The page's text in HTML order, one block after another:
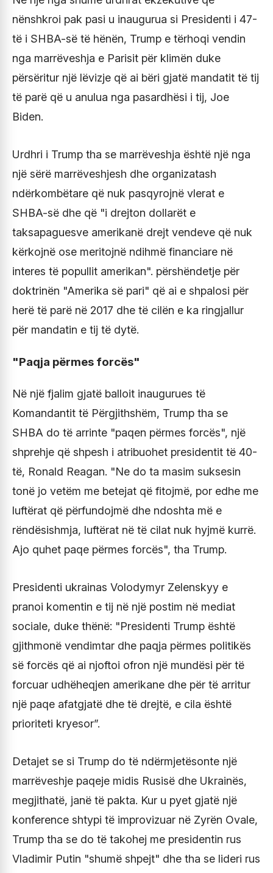
nënshkroi pak pasi u inaugurua si Presidenti i 47-
të i SHBA-së të hënën, Trump e tërhoqi vendin
nga marrëveshja e Parisit për klimën duke
përsëritur një lëvizje që ai bëri gjatë mandatit të tij
të parë që u anulua nga pasardhësi i tij, Joe
Biden.
Urdhri i Trump tha se marrëveshja është një nga
një sërë marrëveshjesh dhe organizatash
ndërkombëtare që nuk pasqyrojnë vlerat e
SHBA-së dhe që "i drejton dollarët e
taksapaguesve amerikanë drejt vendeve që nuk
kërkojnë ose meritojnë ndihmë financiare në
interes të popullit amerikan". përshëndetje për
doktrinën "Amerika së pari" që ai e shpalosi për
herë të parë në 2017 dhe të cilën e ka ringjallur
për mandatin e tij të dytë.
"Paqja përmes forcës"
Në një fjalim gjatë balloit inaugurues të
Komandantit të Përgjithshëm, Trump tha se
SHBA do të arrinte "paqen përmes forcës", një
shprehje që shpesh i atribuohet presidentit të 40-
të, Ronald Reagan. "Ne do ta masim suksesin
tonë jo vetëm me betejat që fitojmë, por edhe me
luftërat që përfundojmë dhe ndoshta më e
rëndësishmja, luftërat në të cilat nuk hyjmë kurrë.
Ajo quhet paqe përmes forcës", tha Trump.
Presidenti ukrainas Volodymyr Zelenskyy e
pranoi komentin e tij në një postim në mediat
sociale, duke thënë: "Presidenti Trump është
gjithmonë vendimtar dhe paqja përmes politikës
së forcës që ai njoftoi ofron një mundësi për të
forcuar udhëheqjen amerikane dhe për të arritur
një paqe afatgjatë dhe të drejtë, e cila është
prioriteti kryesor”.
Detajet se si Trump do të ndërmjetësonte një
marrëveshje paqeje midis Rusisë dhe Ukrainës,
megjithatë, janë të pakta. Kur u pyet gjatë një
konference shtypi të improvizuar në Zyrën Ovale,
Trump tha se do të takohej me presidentin rus
Vladimir Putin "shumë shpejt" dhe tha se lideri rus